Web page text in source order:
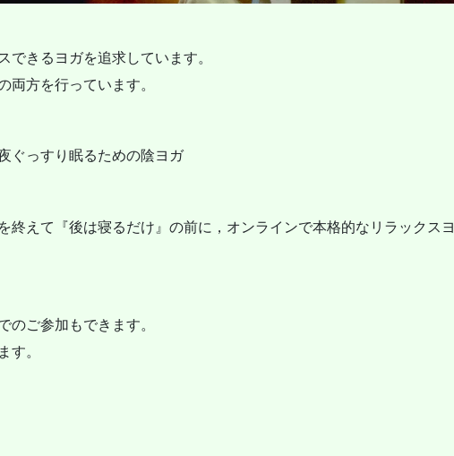
できるヨガを追求しています。
両方を行っています。
ぐっすり眠るための陰ヨガ
終えて『後は寝るだけ』の前に，オンラインで本格的なリラックスヨ
のご参加もできます。
す。